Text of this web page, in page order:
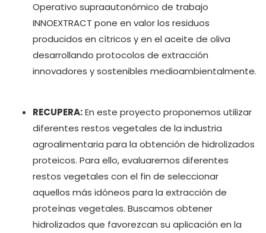
Operativo supraautonómico de trabajo
INNOEXTRACT pone en valor los residuos
producidos en cítricos y en el aceite de oliva
desarrollando protocolos de extracción
innovadores y sostenibles medioambientalmente.
RECUPERA:En este proyecto proponemos utilizar
diferentes restos vegetales de la industria
agroalimentaria para la obtención de hidrolizados
proteicos. Para ello, evaluaremos diferentes
restos vegetales con el fin de seleccionar
aquellos más idóneos para la extracción de
proteínas vegetales. Buscamos obtener
hidrolizados que favorezcan su aplicación en la